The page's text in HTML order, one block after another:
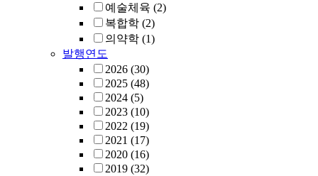
예술체육 (2)
복합학 (2)
의약학 (1)
발행연도
2026 (30)
2025 (48)
2024 (5)
2023 (10)
2022 (19)
2021 (17)
2020 (16)
2019 (32)